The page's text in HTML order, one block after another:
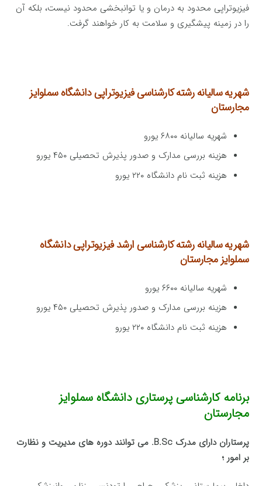
فیزیوتراپی محدود به درمان و یا توانبخشی محدود نیست، بلکه آن
را در زمینه پیشگیری و سلامت به کار خواهند گرفت.
شهریه سالیانه رشته کارشناسی فیزیوتراپیدانشگاه سملوایز
مجارستان
شهریه سالیانه ۶۸۰۰ یورو
هزینه بررسی مدارک و صدور پذیرش تحصیلی ۴۵۰ یورو
هزینه ثبت نام دانشگاه ۲۲۰ یورو
شهریه سالیانه رشته کارشناسی ارشد فیزیوتراپیدانشگاه
سملوایز مجارستان
شهریه سالیانه ۶۶۰۰ یورو
هزینه بررسی مدارک و صدور پذیرش تحصیلی ۴۵۰ یورو
هزینه ثبت نام دانشگاه ۲۲۰ یورو
برنامه کارشناسی پرستاری دانشگاه سملوایز
مجارستان
پرستاران دارای مدرک B.Sc. می توانند دوره های مدیریت و نظارت
بر امور ؛